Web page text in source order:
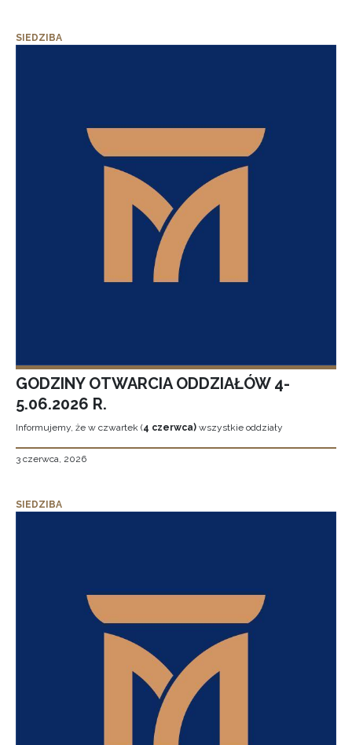
SIEDZIBA
GODZINY OTWARCIA ODDZIAŁÓW 4-
5.06.2026 R.
Informujemy, że w czwartek (4 czerwca) wszystkie oddziały
3 czerwca, 2026
SIEDZIBA